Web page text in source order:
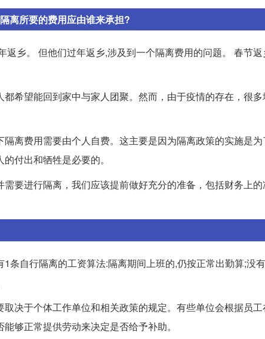
离所要的费用应由谁来承担?
返乡。 但他们过年返乡,涉及到一个隔离费用的问题。 春节
希望能回到家中与家人团聚。然而，由于疫情的存在，很
离费用需要由个人自费。这主要是因为隔离政策的实施是
付出和牺牲是必要的。
要进行隔离，我们应该提前做好充分的准备，包括财务上
条自行隔离的工资算法:隔离期间上班的,仍按正常出勤算;没
决于个体工作单位和相关政策的规定。有些单位会根据员
够正常提供劳动来决定是否给予补助。